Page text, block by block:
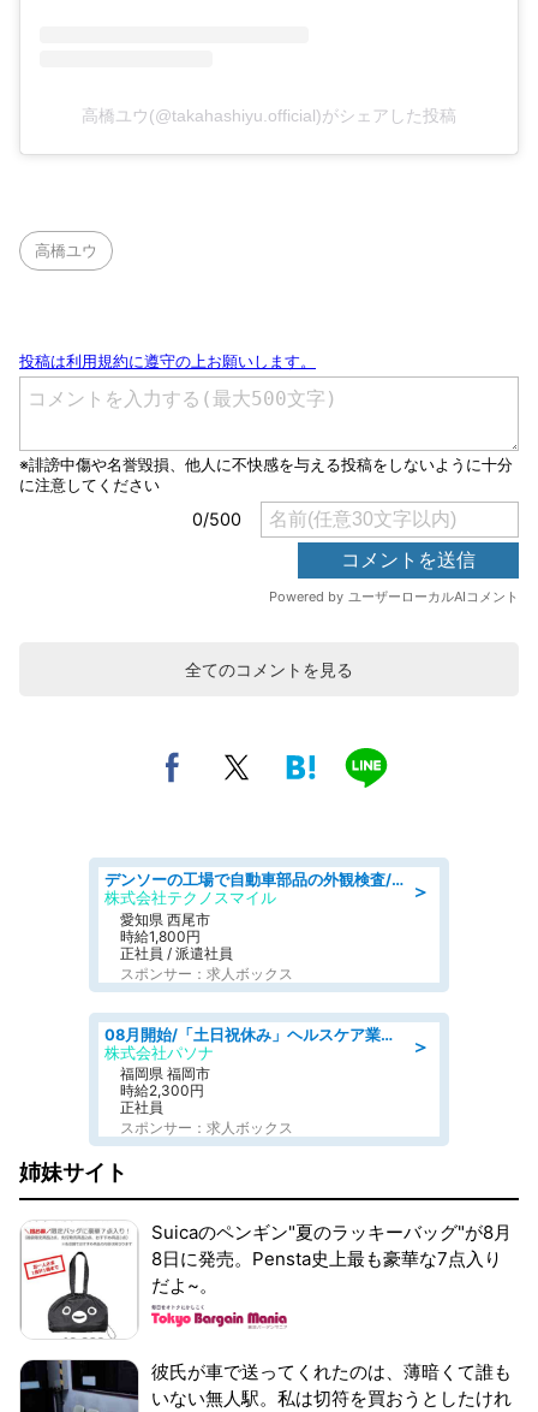
高橋ユウ(@takahashiyu.official)がシェアした投稿
高橋ユウ
全てのコメントを見る
＞
デンソーの工場で自動車部品の外観検査/denso aichi
株式会社テクノスマイル
愛知県 西尾市
時給1,800円
正社員 / 派遣社員
スポンサー：求人ボックス
＞
08月開始/「土日祝休み」ヘルスケア業界の産業保健師/高時給/未経験OK/要資格:保健師、正看護師
株式会社パソナ
福岡県 福岡市
時給2,300円
正社員
スポンサー：求人ボックス
姉妹サイト
Suicaのペンギン"夏のラッキーバッグ"が8月
8日に発売。Pensta史上最も豪華な7点入り
だよ~。
彼氏が車で送ってくれたのは、薄暗くて誰も
いない無人駅。私は切符を買おうとしたけれ